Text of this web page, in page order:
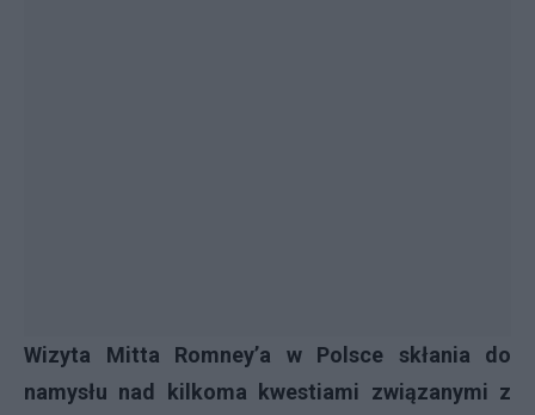
Wizyta Mitta Romney’a w Polsce skłania do
namysłu nad kilkoma kwestiami związanymi z